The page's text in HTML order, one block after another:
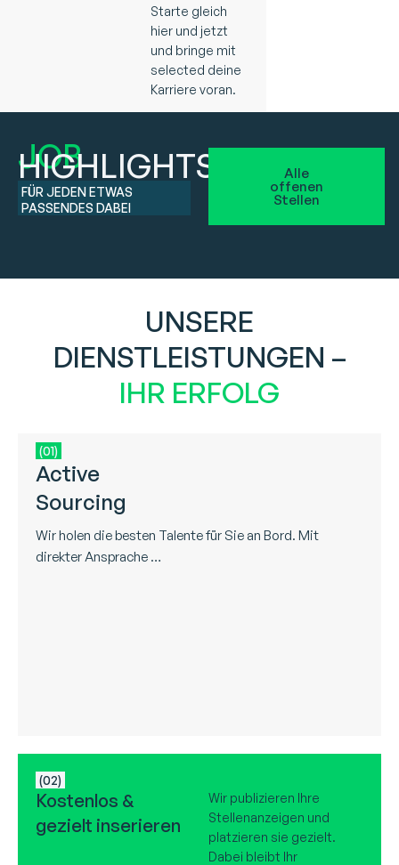
Starte gleich
hier und jetzt
und bringe mit
selected deine
Karriere voran.
JOB
HIGHLIGHTS
FÜR JEDEN ETWAS
PASSENDES DABEI
Alle
offenen
Stellen
UNSERE
DIENSTLEISTUNGEN –
IHR ERFOLG
(01)
Active
Sourcing
Wir holen die besten Talente für Sie an Bord. Mit
direkter Ansprache …
(02)
Kostenlos &
gezielt inserieren
Wir publizieren Ihre
Stellenanzeigen und
platzieren sie gezielt.
Dabei bleibt Ihr